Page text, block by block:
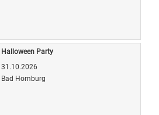
Halloween Party
31.10.2026
Bad Homburg